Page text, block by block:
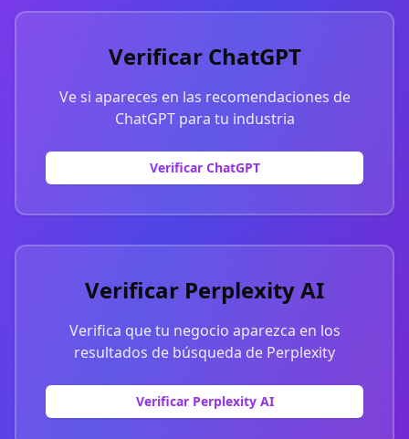
Verificar ChatGPT
Ve si apareces en las recomendaciones de
ChatGPT para tu industria
Verificar ChatGPT
Verificar Perplexity AI
Verifica que tu negocio aparezca en los
resultados de búsqueda de Perplexity
Verificar Perplexity AI